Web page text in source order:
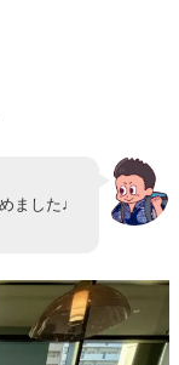
ました♩